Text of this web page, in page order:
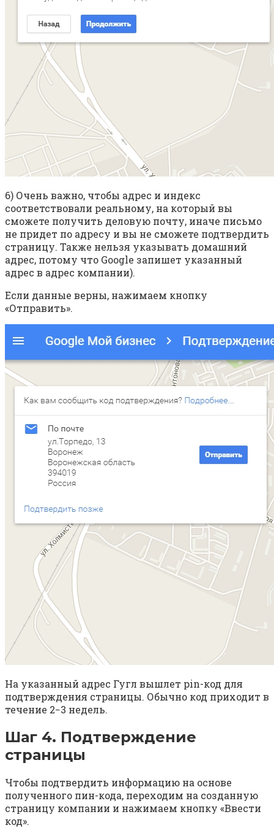
6) Очень важно, чтобы адрес и индекс
соответствовали реальному, на который вы
сможете получить деловую почту, иначе письмо
не придет по адресу и вы не сможете подтвердить
страницу. Также нельзя указывать домашний
адрес, потому что Google запишет указанный
адрес в адрес компании).
Если данные верны, нажимаем кнопку
«Отправить».
На указанный адрес Гугл вышлет pin-код для
подтверждения страницы. Обычно код приходит в
течение 2−3 недель.
Шаг 4. Подтверждение
страницы
Чтобы подтвердить информацию на основе
полученного пин-кода, переходим на созданную
страницу компании и нажимаем кнопку «Ввести
код».